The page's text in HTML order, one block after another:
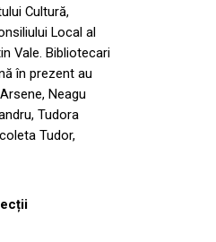
Cultură,
Local al
Vale. Bibliotecari
în prezent au
Neagu
Tudora
Tudor,